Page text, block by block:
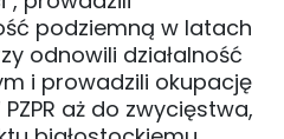
podziemną w latach
odnowili działalność
i prowadzili okupację
aż do zwycięstwa,